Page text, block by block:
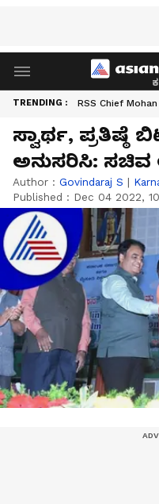
TRENDING : RSS Chief
ಸ್ವಾರ್ಥ, ಪ್ರತಿಷ್ಠೆ
ಅನುಸರಿಸಿ: ಸಚಿವ
Author : Govindaraj S |
Published : Dec 04 2022,